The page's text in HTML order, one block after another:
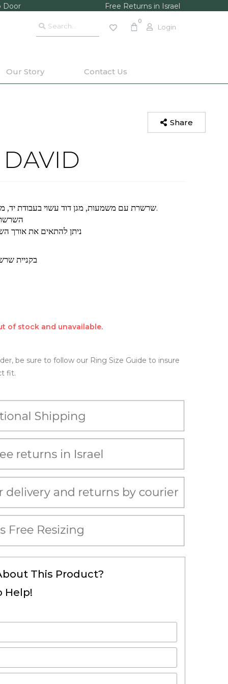
Door Free Returns in Israel
Login
Our Story Contact Us
Share
שרשרת עם משמעות, מגן דוד עשוי בעבודת יד, משובץ במלואו יהלומים טבעייים.
ניתן להתאים את אורך
בקניית
of stock and unavailable.
be sure to follow our Ring Size Guide to insure
fit.
This Product?
Help!